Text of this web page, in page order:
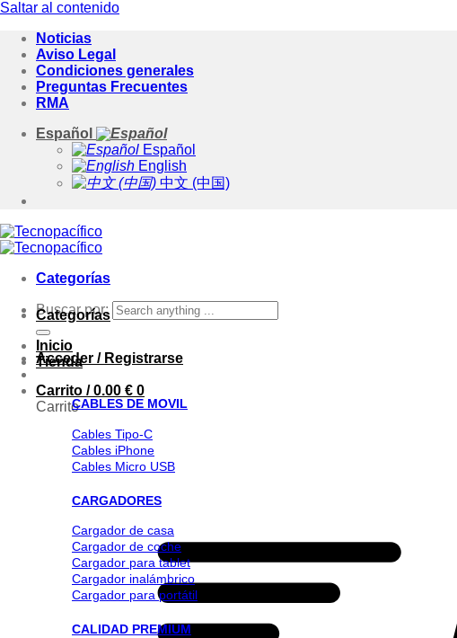
Saltar al contenido
Noticias
Aviso Legal
Condiciones generales
Preguntas Frecuentes
RMA
Español
Español
English
中文 (中国)
Categorías
Buscar por:
Acceder / Registrarse
Carrito /0.00 € 0
Carrito
Categorías
Inicio
Tienda
CABLES DE MOVIL
Cables Tipo-C
Cables iPhone
Cables Micro USB
CARGADORES
Cargador de casa
Cargador de coche
Cargador para tablet
Cargador inalámbrico
Cargador para portátil
CALIDAD PREMIUM